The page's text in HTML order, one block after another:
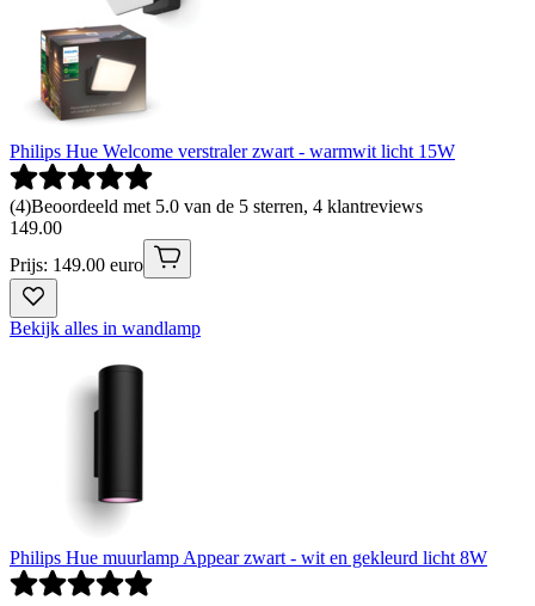
Philips Hue Welcome verstraler zwart - warmwit licht 15W
(4)Beoordeeld met 5.0 van de 5 sterren, 4 klantreviews
149.00
Prijs: 149.00 euro
Bekijk alles in wandlamp
Philips Hue muurlamp Appear zwart - wit en gekleurd licht 8W